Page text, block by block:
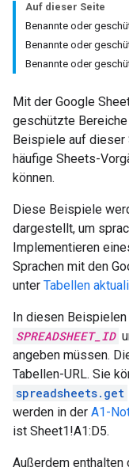
Auf dieser Seite
Benannte oder
Benannte oder
Benannte oder
Mit der Google
geschützte
Beispiele auf dieser
häufige Sheets-
können.
Diese Beispiele
dargestellt, um
Implementieren
Sprachen mit den
unter Tabellen
In diesen
SPREADSHEET_ID
angeben müssen.
Tabellen-URL. Sie
spreadsheets.get
werden in der A1-
ist Sheet1!A1:D5.
Außerdem